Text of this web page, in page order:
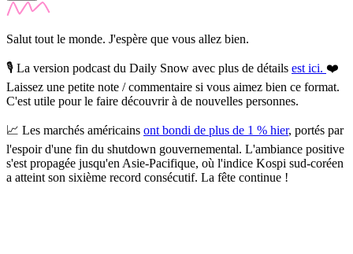
Salut tout le monde. J'espère que vous allez bien.
🎙️ La version podcast du Daily Snow avec plus de détails est ici. ❤️
Laissez une petite note / commentaire si vous aimez bien ce format.
C'est utile pour le faire découvrir à de nouvelles personnes.
📈 Les marchés américains ont bondi de plus de 1 % hier, portés par
l'espoir d'une fin du shutdown gouvernemental. L'ambiance positive
s'est propagée jusqu'en Asie-Pacifique, où l'indice Kospi sud-coréen
a atteint son sixième record consécutif. La fête continue !